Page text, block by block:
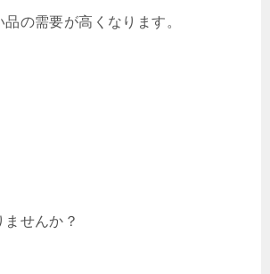
の需要が高くなります。
ませんか？